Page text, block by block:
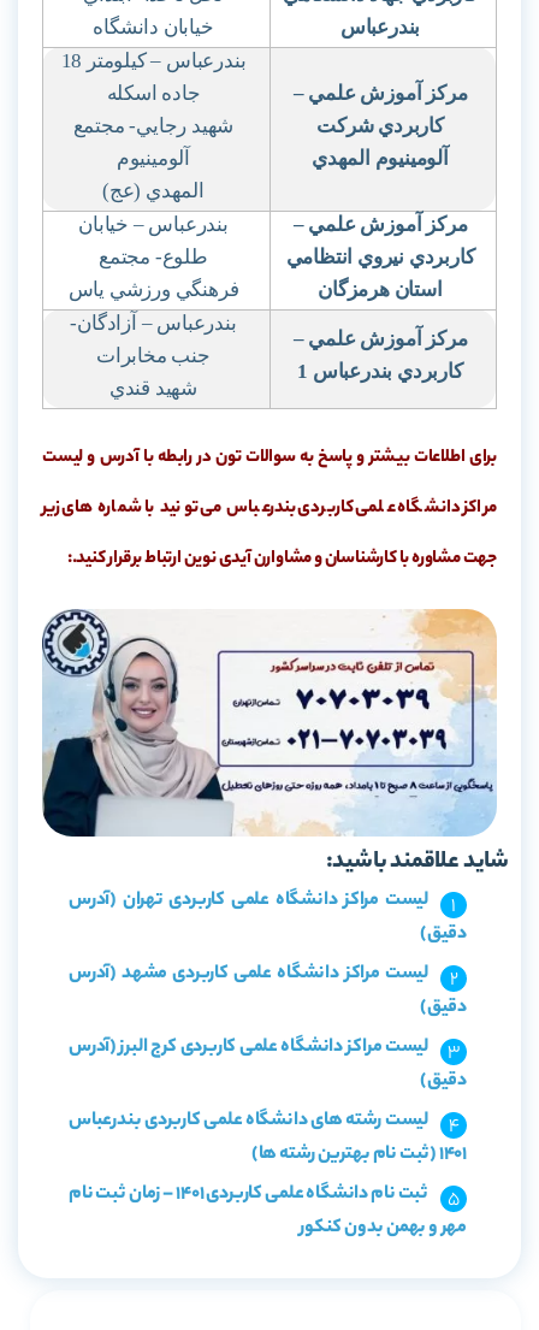
بندرعباس
خيابان دانشگاه
مركز آموزش علمي–
كاربردي شركت
آلومينيوم المهدي
بندرعباس – كيلومتر 18
جاده اسكله
شهيد رجايي- مجتمع
آلومينيوم
المهدي (عج)
مركز آموزش علمي–
كاربردي نيروي انتظامي
استان هرمزگان
بندرعباس – خيابان
طلوع- مجتمع
فرهنگي ورزشي ياس
مركز آموزش علمي–
كاربردي بندرعباس 1
بندرعباس – آزادگان-
جنب مخابرات
شهيد قندي
برای اطلاعات بیشتر و پاسخ به سوالات تون در رابطه با آدرس و لیست
مراکز دانشگاه علمی کاربردی بندرعباس می تونید با شماره های زیر
جهت مشاوره با کارشناسان و مشاوارن آیدی نوین ارتباط برقرار کنید.:
شاید علاقمند باشید:
لیست مراکز دانشگاه علمی کاربردی تهران (آدرس
دقیق)
لیست مراکز دانشگاه علمی کاربردی مشهد (آدرس
دقیق)
لیست مراکز دانشگاه علمی کاربردی کرج البرز (آدرس
دقیق)
لیست رشته های دانشگاه علمی کاربردی بندرعباس
1401 (ثبت نام بهترین رشته ها)
ثبت نام دانشگاه علمی کاربردی 1401 – زمان ثبت نام
مهر و بهمن بدون کنکور